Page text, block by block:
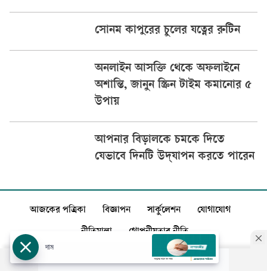
সোনম কাপুরের চুলের যত্নের রুটিন
অনলাইন আসক্তি থেকে অফলাইনে
অশান্তি, জানুন স্ক্রিন টাইম কমানোর ৫
উপায়
আপনার বিড়ালকে চমকে দিতে
যেভাবে দিনটি উদ্‌যাপন করতে পারেন
আজকের পত্রিকা বিজ্ঞাপন সার্কুলেশন যোগাযোগ
নীতিমালা গোপনীয়তার নীতি
দাম